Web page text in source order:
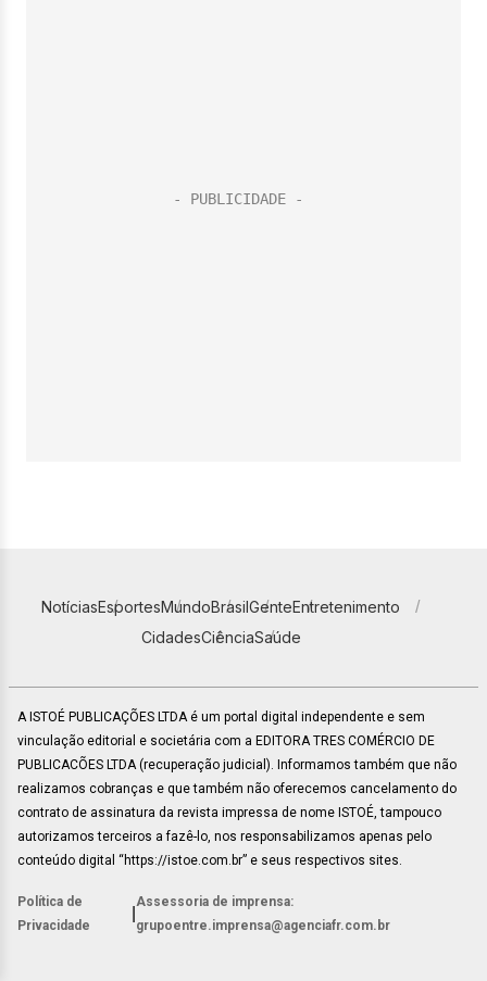
NotíciasEsportesMundoBrasilGenteEntretenimento
CidadesCiênciaSaúde
A ISTOÉ PUBLICAÇÕES LTDA é um portal digital independente e sem
vinculação editorial e societária com a EDITORA TRES COMÉRCIO DE
PUBLICACÕES LTDA (recuperação judicial). Informamos também que não
realizamos cobranças e que também não oferecemos cancelamento do
contrato de assinatura da revista impressa de nome ISTOÉ, tampouco
autorizamos terceiros a fazê-lo, nos responsabilizamos apenas pelo
conteúdo digital “https://istoe.com.br” e seus respectivos sites.
Política de
Privacidade
Assessoria de imprensa:
grupoentre.imprensa@agenciafr.com.br